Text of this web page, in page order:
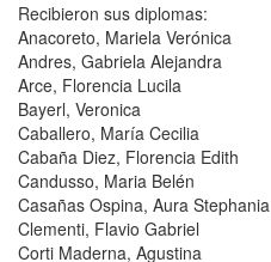
Recibieron sus diplomas:
Anacoreto, Mariela Verónica
Andres, Gabriela Alejandra
Arce, Florencia Lucila
Bayerl, Veronica
Caballero, María Cecilia
Cabaña Diez, Florencia Edith
Candusso, Maria Belén
Casañas Ospina, Aura Stephania
Clementi, Flavio Gabriel
Corti Maderna, Agustina